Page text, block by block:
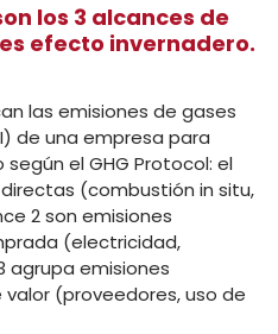
los 3 alcances de
efecto invernadero.
las emisiones de gases
de una empresa para
el GHG Protocol: el
(combustión in situ,
2 son emisiones
(electricidad,
agrupa emisiones
(proveedores, uso de